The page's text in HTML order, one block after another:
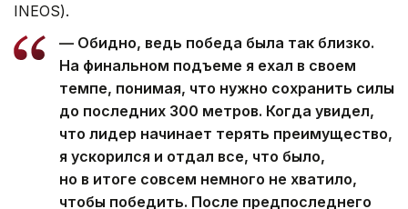
INEOS).
— Обидно, ведь победа была так близко.
На финальном подъеме я ехал в своем
темпе, понимая, что нужно сохранить силы
до последних 300 метров. Когда увидел,
что лидер начинает терять преимущество,
я ускорился и отдал все, что было,
но в итоге совсем немного не хватило,
чтобы победить. После предпоследнего